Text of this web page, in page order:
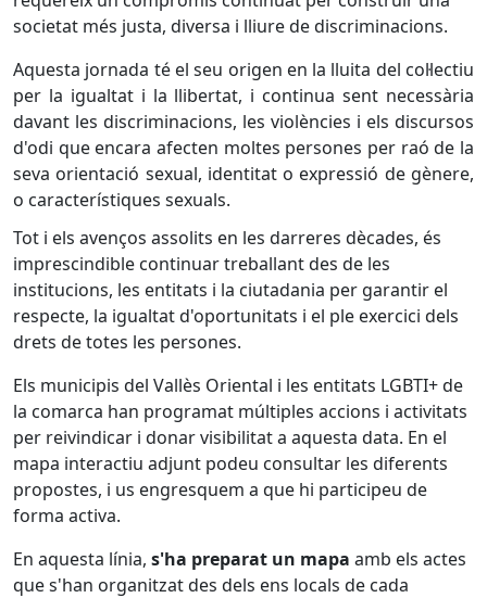
societat més justa, diversa i lliure de discriminacions.
Aquesta jornada té el seu origen en la lluita del col·lectiu
per la igualtat i la llibertat, i continua sent necessària
davant les discriminacions, les violències i els discursos
d'odi que encara afecten moltes persones per raó de la
seva orientació sexual, identitat o expressió de gènere,
o característiques sexuals.
Tot i els avenços assolits en les darreres dècades, és
imprescindible continuar treballant des de les
institucions, les entitats i la ciutadania per garantir el
respecte, la igualtat d'oportunitats i el ple exercici dels
drets de totes les persones.
Els municipis del Vallès Oriental i les entitats LGBTI+ de
la comarca han programat múltiples accions i activitats
per reivindicar i donar visibilitat a aquesta data. En el
mapa interactiu adjunt podeu consultar les diferents
propostes, i us engresquem a que hi participeu de
forma activa.
En aquesta línia, s'ha preparat un mapa amb els actes
que s'han organitzat des dels ens locals de cada